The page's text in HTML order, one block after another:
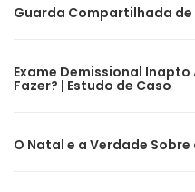
Guarda Compartilhada de
Exame Demissional
Fazer? | Estudo de Caso
O Natal e a Verdade